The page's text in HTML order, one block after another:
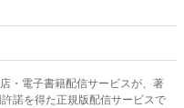
・電子書籍配信サービスが、著
諾を得た正規版配信サービスで